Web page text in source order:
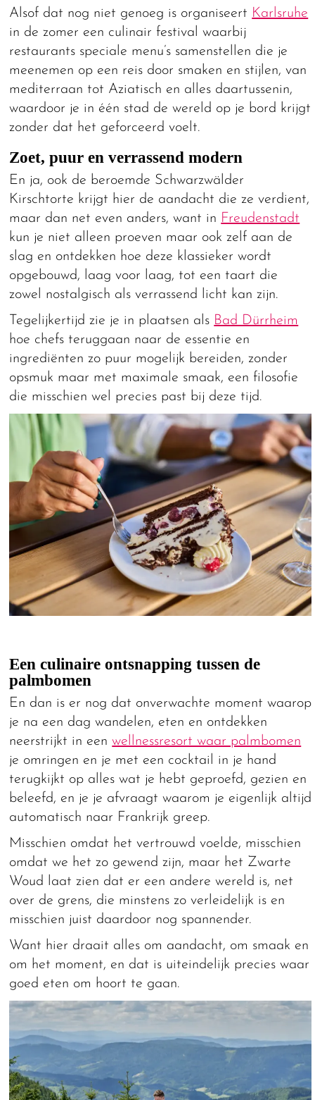
Alsof dat nog niet genoeg is organiseert Karlsruhe
in de zomer een culinair festival waarbij
restaurants speciale menu’s samenstellen die je
meenemen op een reis door smaken en stijlen, van
mediterraan tot Aziatisch en alles daartussenin,
waardoor je in één stad de wereld op je bord krijgt
zonder dat het geforceerd voelt.
Zoet, puur en verrassend modern
En ja, ook de beroemde Schwarzwälder
Kirschtorte krijgt hier de aandacht die ze verdient,
maar dan net even anders, want in Freudenstadt
kun je niet alleen proeven maar ook zelf aan de
slag en ontdekken hoe deze klassieker wordt
opgebouwd, laag voor laag, tot een taart die
zowel nostalgisch als verrassend licht kan zijn.
Tegelijkertijd zie je in plaatsen als Bad Dürrheim
hoe chefs teruggaan naar de essentie en
ingrediënten zo puur mogelijk bereiden, zonder
opsmuk maar met maximale smaak, een filosofie
die misschien wel precies past bij deze tijd.
Een culinaire ontsnapping tussen de
palmbomen
En dan is er nog dat onverwachte moment waarop
je na een dag wandelen, eten en ontdekken
neerstrijkt in eenwellnessresort waar palmbomen
je omringen en je met een cocktail in je hand
terugkijkt op alles wat je hebt geproefd, gezien en
beleefd, en je je afvraagt waarom je eigenlijk altijd
automatisch naar Frankrijk greep.
Misschien omdat het vertrouwd voelde, misschien
omdat we het zo gewend zijn, maar het Zwarte
Woud laat zien dat er een andere wereld is, net
over de grens, die minstens zo verleidelijk is en
misschien juist daardoor nog spannender.
Want hier draait alles om aandacht, om smaak en
om het moment, en dat is uiteindelijk precies waar
goed eten om hoort te gaan.